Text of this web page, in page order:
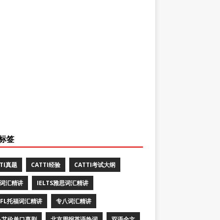
签
真题 CATTI经验 CATTI考试大纲
汇精讲 IELTS雅思词汇精讲
托福词汇精讲 专八词汇精讲